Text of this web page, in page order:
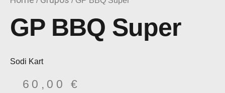
GP BBQ Super
Sodi Kart
60,00€